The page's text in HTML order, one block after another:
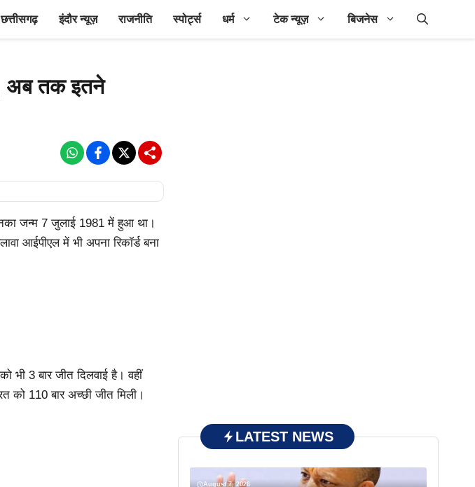
छत्तीसगढ़ इंदौर न्यूज़ राजनीति स्पोर्ट्स धर्म टेक न्यूज़ बिजनेस
अब तक इतने
जन्म 7 जुलाई 1981 में हुआ था।
आईपीएल में भी अपना रिकॉर्ड बना
भी 3 बार जीत दिलवाई है। वहीं
को 110 बार अच्छी जीत मिली।
LATEST NEWS
August 7, 2026